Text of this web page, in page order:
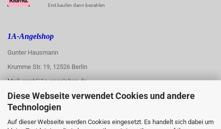
Diese Webseite verwendet Cookies und andere
Technologien
Auf dieser Webseite werden Cookies eingesetzt. Es handelt sich dabei um
Erst kaufen dann bezahlen
1A-Angelshop
Gunter Hausmann
Krumme Str. 19, 12526 Berlin
Mail: post@1a-angelshop.de
1A-Angelshop-
Ladengeschäft: :